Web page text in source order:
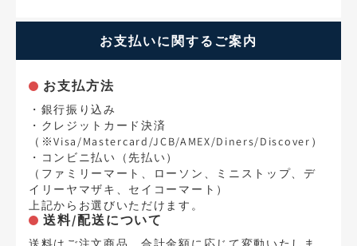
お支払いに関するご案内
お支払方法
・銀行振り込み
・クレジットカード決済
（※Visa/Mastercard/JCB/AMEX/Diners/Discover）
・コンビニ払い（先払い）
（ファミリーマート、ローソン、ミニストップ、デ
イリーヤマザキ、セイコーマート）
上記からお選びいただけます。
送料/配送について